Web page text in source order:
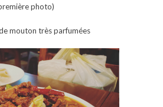
photo)
mouton très parfumées